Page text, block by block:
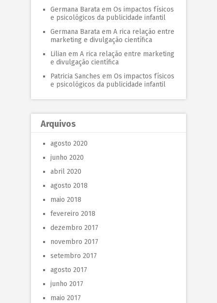
Germana Barata em Os impactos físicos
e psicológicos da publicidade infantil
Germana Barata em A rica relação entre
marketing e divulgação científica
Lilian em A rica relação entre marketing
e divulgação científica
Patricia Sanches em Os impactos físicos
e psicológicos da publicidade infantil
Arquivos
agosto 2020
junho 2020
abril 2020
agosto 2018
maio 2018
fevereiro 2018
dezembro 2017
novembro 2017
setembro 2017
agosto 2017
junho 2017
maio 2017